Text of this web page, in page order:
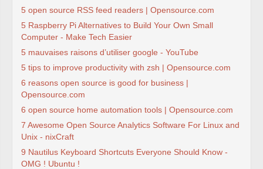
5 open source RSS feed readers | Opensource.com
5 Raspberry Pi Alternatives to Build Your Own Small
Computer - Make Tech Easier
5 mauvaises raisons d’utiliser google - YouTube
5 tips to improve productivity with zsh | Opensource.com
6 reasons open source is good for business |
Opensource.com
6 open source home automation tools | Opensource.com
7 Awesome Open Source Analytics Software For Linux and
Unix - nixCraft
9 Nautilus Keyboard Shortcuts Everyone Should Know -
OMG ! Ubuntu !